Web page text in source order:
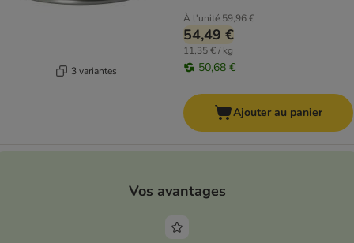
3 variantes
À l'unité 59,96 €
54,49 €
11,35 € / kg
50,68 €
Ajouter au panier
Vos avantages